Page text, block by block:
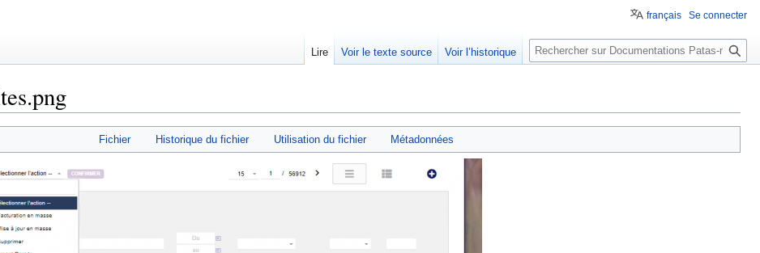
Fichier Historique du fichier Utilisation du fichier Métadonnées
français Se connecter
Lire Voir le texte source Voir l’historique
Rechercher